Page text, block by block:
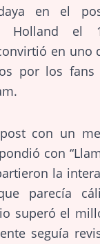
en el
Holland el
en uno
por los fans
con un
con
la
parecía
superó el
seguía